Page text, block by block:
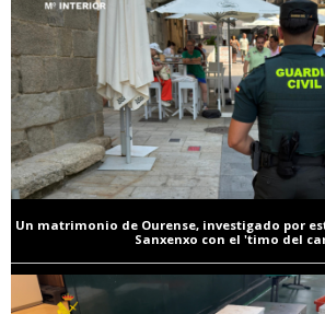
Un matrimonio de Ourense, investigado por
Sanxenxo con el 'timo del